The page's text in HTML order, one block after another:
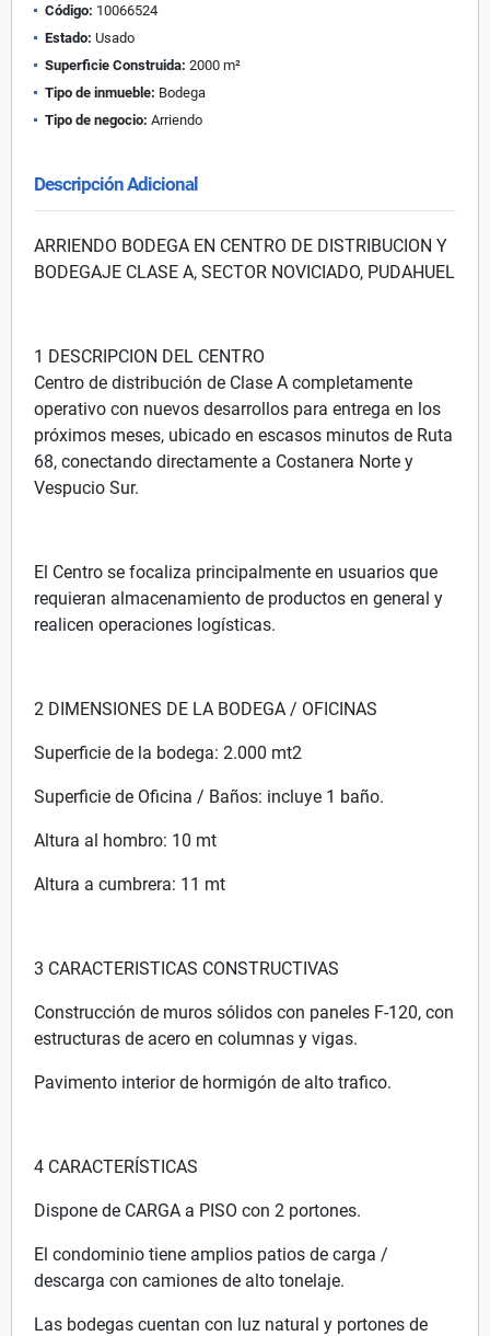
Código: 10066524
Estado: Usado
Superficie Construida: 2000 m²
Tipo de inmueble: Bodega
Tipo de negocio: Arriendo
Descripción Adicional
ARRIENDO BODEGA EN CENTRO DE DISTRIBUCION Y
BODEGAJE CLASE A, SECTOR NOVICIADO, PUDAHUEL
1 DESCRIPCION DEL CENTRO
Centro de distribución de Clase A completamente
operativo con nuevos desarrollos para entrega en los
próximos meses, ubicado en escasos minutos de Ruta
68, conectando directamente a Costanera Norte y
Vespucio Sur.
El Centro se focaliza principalmente en usuarios que
requieran almacenamiento de productos en general y
realicen operaciones logísticas.
2 DIMENSIONES DE LA BODEGA / OFICINAS
Superficie de la bodega: 2.000 mt2
Superficie de Oficina / Baños: incluye 1 baño.
Altura al hombro: 10 mt
Altura a cumbrera: 11 mt
3 CARACTERISTICAS CONSTRUCTIVAS
Construcción de muros sólidos con paneles F-120, con
estructuras de acero en columnas y vigas.
Pavimento interior de hormigón de alto trafico.
4 CARACTERÍSTICAS
Dispone de CARGA a PISO con 2 portones.
El condominio tiene amplios patios de carga /
descarga con camiones de alto tonelaje.
Las bodegas cuentan con luz natural y portones de